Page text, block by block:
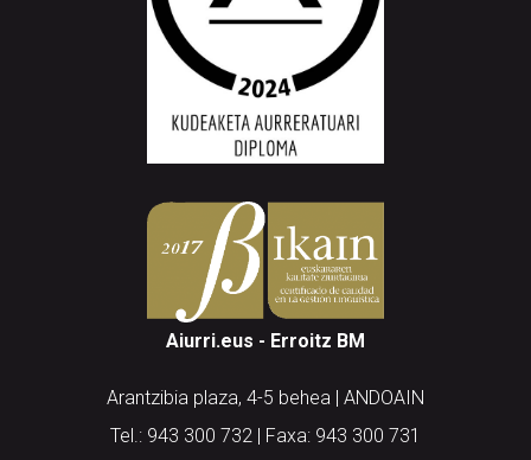
Aiurri.eus - Erroitz BM
Arantzibia plaza, 4-5 behea | ANDOAIN
Tel.: 943 300 732 | Faxa: 943 300 731